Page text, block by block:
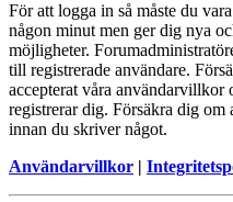
För att logga in så måste du
någon minut men ger dig nya
möjligheter.
till registrerade användare.
accepterat våra
registrerar dig. Försäkra dig
innan du skriver något.
Användarvillkor |